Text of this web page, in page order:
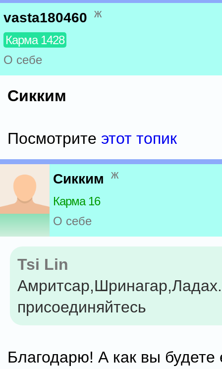
vasta180460 ж
Карма 1428
О себе
Сикким
Посмотрите этот топик
Сикким ж
Карма 16
О себе
Tsi Lin
присоединяйтесь
Благодарю! А как вы будете